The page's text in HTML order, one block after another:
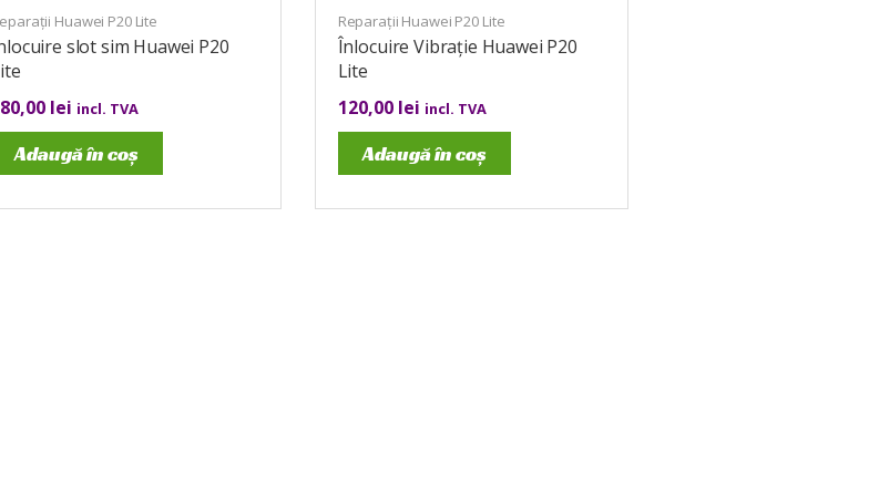
Huawei P20 Lite
slot sim Huawei P20
lei incl. TVA
Adaugă în coș
Reparații Huawei P20 Lite
Înlocuire Vibrație Huawei P20
Lite
120,00 lei incl. TVA
Adaugă în coș